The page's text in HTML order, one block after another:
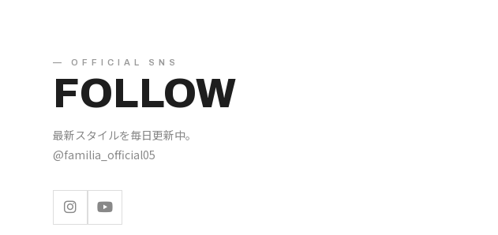
— OFFICIAL SNS
FOLLOW
最新スタイルを毎日更新中。
@familia_official05